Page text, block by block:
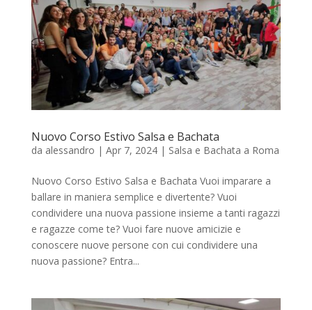
Nuovo Corso Estivo Salsa e Bachata
da alessandro | Apr 7, 2024| Salsa e Bachata a Roma
Nuovo Corso Estivo Salsa e Bachata Vuoi imparare a
ballare in maniera semplice e divertente? Vuoi
condividere una nuova passione insieme a tanti ragazzi
e ragazze come te? Vuoi fare nuove amicizie e
conoscere nuove persone con cui condividere una
nuova passione? Entra...